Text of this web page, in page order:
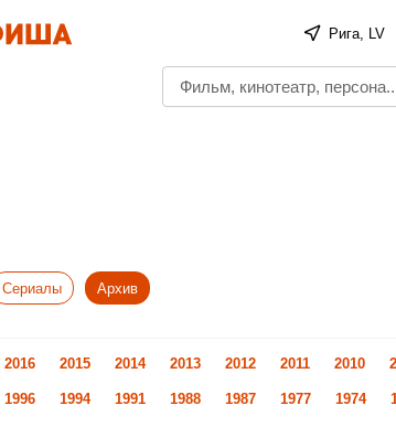
Рига, LV
Сериалы Архив
2016 2015 2014 2013 2012 2011 2010
1996 1994 1991 1988 1987 1977 1974